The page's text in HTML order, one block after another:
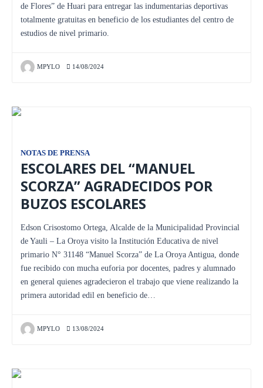
de Flores” de Huari para entregar las indumentarias deportivas
totalmente gratuitas en beneficio de los estudiantes del centro de
estudios de nivel primario.
MPYLO 14/08/2024
NOTAS DE PRENSA
ESCOLARES DEL “MANUEL
SCORZA” AGRADECIDOS POR
BUZOS ESCOLARES
Edson Crisostomo Ortega, Alcalde de la Municipalidad Provincial
de Yauli – La Oroya visito la Institución Educativa de nivel
primario N° 31148 “Manuel Scorza” de La Oroya Antigua, donde
fue recibido con mucha euforia por docentes, padres y alumnado
en general quienes agradecieron el trabajo que viene realizando la
primera autoridad edil en beneficio de…
MPYLO 13/08/2024